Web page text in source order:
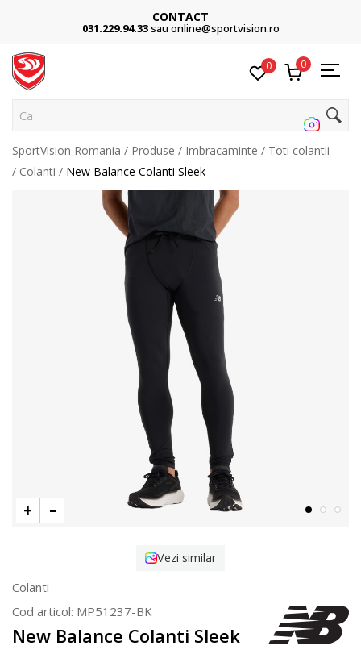
CONTACT
031.229.94.33sau online@sportvision.ro
0 0
Caut
SportVision Romania Produse Imbracaminte
Toti colantii
Colanti
New Balance Colanti Sleek
Vezi similar
Colanti
Cod articol: MP51237-BK
New Balance Colanti Sleek